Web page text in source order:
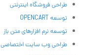
طراحی فروشگاه اینترنتی
توسعه OPENCART
توسعه نرم افزارهای متن باز
طراحی وب سایت اختصاصی